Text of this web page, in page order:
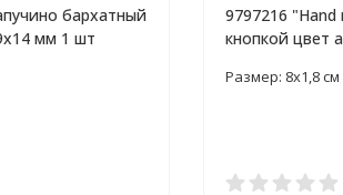
бархатный
мм 1 шт
9797216
кнопкой цвет
​Размер: 8х1,8 см